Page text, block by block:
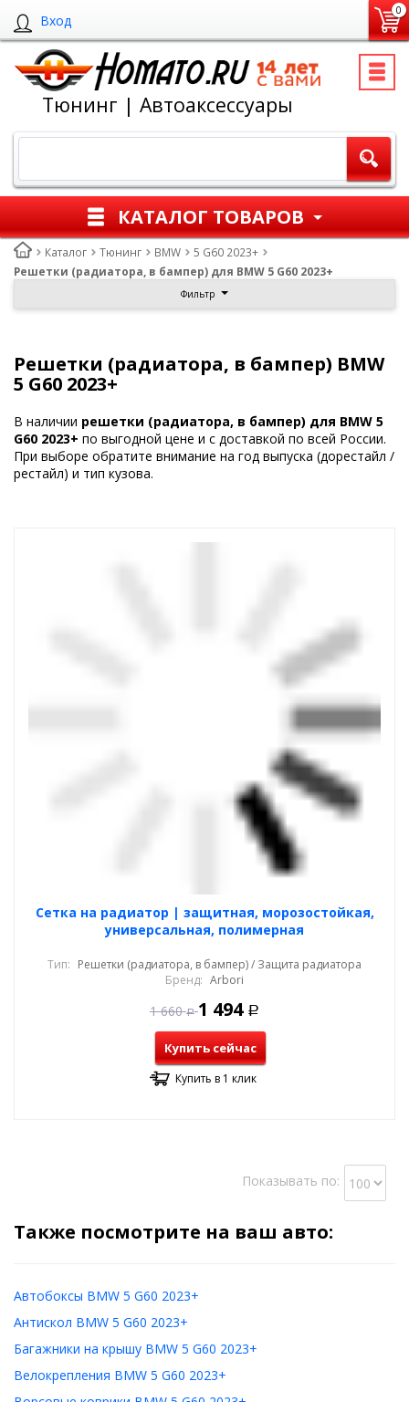
Вход
0
Тюнинг | Автоаксессуары
КАТАЛОГ ТОВАРОВ
Каталог Тюнинг BMW
5 G60 2023+
Решетки (радиатора, в бампер) для BMW 5 G60 2023+
Фильтр
Решетки (радиатора, в бампер) BMW
5 G60 2023+
В наличии решетки (радиатора, в бампер) для BMW 5
G60 2023+ по выгодной цене и с доставкой по всей России.
При выборе обратите внимание на год выпуска (дорестайл /
рестайл) и тип кузова.
Cетка на радиатор | защитная, морозостойкая,
универсальная, полимерная
Тип: Решетки (радиатора, в бампер) / Защита радиатора
Бренд: Arbori
1 660 Р 1 494 Р
Купить сейчас
Купить в 1 клик
Показывать по:
Также посмотрите на ваш авто:
Автобоксы BMW 5 G60 2023+
Антискол BMW 5 G60 2023+
Багажники на крышу BMW 5 G60 2023+
Велокрепления BMW 5 G60 2023+